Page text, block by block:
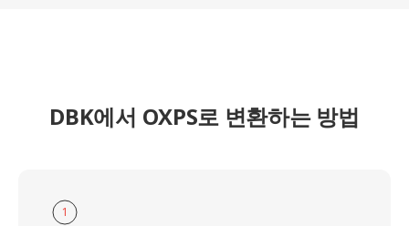
DBK에서 OXPS로 변환하는 방법
1